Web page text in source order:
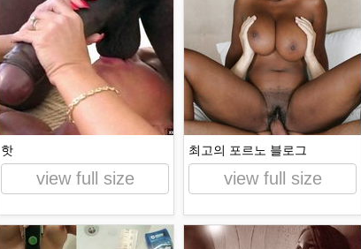
핫
view full size
최고의 포르노 블로그
view full size